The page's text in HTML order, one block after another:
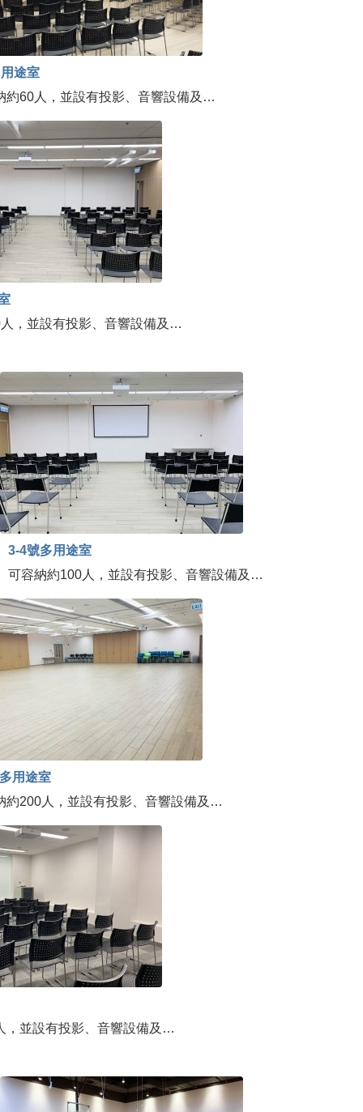
途室
約60人，並設有投影、音響設備及…
，並設有投影、音響設備及…
3-4號多用途室
可容納約100人，並設有投影、音響設備及…
用途室
約200人，並設有投影、音響設備及…
，並設有投影、音響設備及…